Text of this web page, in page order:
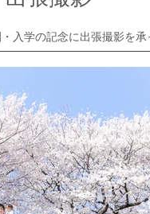
入学の記念に出張撮影を承